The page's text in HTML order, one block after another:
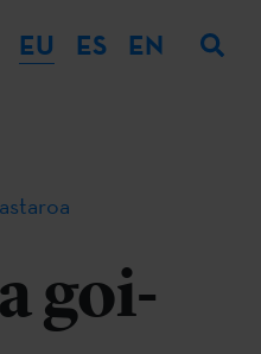
EU ES EN
goi-